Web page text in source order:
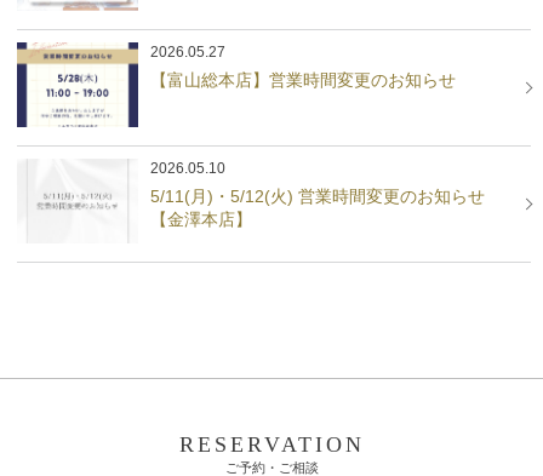
2026.05.27
【富山総本店】営業時間変更のお知らせ
2026.05.10
5/11(月)・5/12(火) 営業時間変更のお知らせ
【金澤本店】
RESERVATION
ご予約・ご相談